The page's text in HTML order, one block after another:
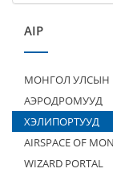
AIP
МОНГОЛ УЛСЫН
АЭРОДРОМУУД
ХЭЛИПОРТУУД
AIRSPACE OF
WIZARD PORTAL